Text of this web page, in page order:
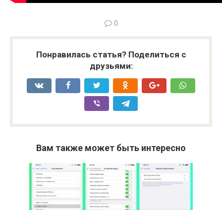
0
Понравилась статья? Поделиться с
друзьями:
Вам также может быть интересно